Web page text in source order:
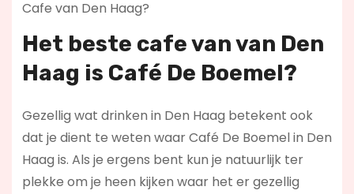
Cafe van Den Haag?
Het beste cafe van van Den
Haag is Café De Boemel?
Gezellig wat drinken in Den Haag betekent ook
dat je dient te weten waar Café De Boemel in Den
Haag is. Als je ergens bent kun je natuurlijk ter
plekke om je heen kijken waar het er gezellig